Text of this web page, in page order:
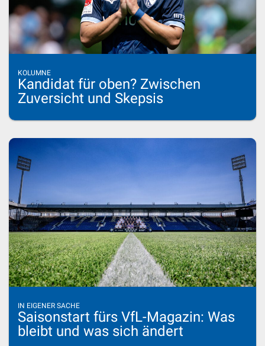
KOLUMNE
Kandidat für oben? Zwischen
Zuversicht und Skepsis
IN EIGENER SACHE
Saisonstart fürs VfL-Magazin: Was
bleibt und was sich ändert